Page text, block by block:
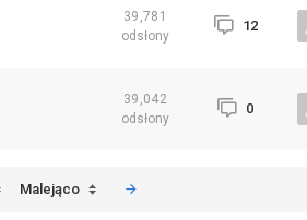
39,781
odsłony
12
39,042
odsłony
0
Malejąco